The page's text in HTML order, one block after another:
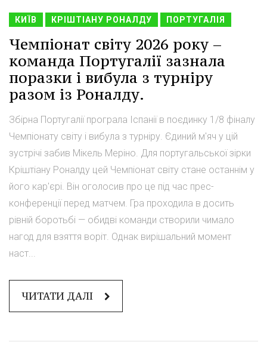
КИЇВ КРІШТІАНУ РОНАЛДУ ПОРТУГАЛІЯ
Чемпіонат світу 2026 року –
команда Португалії зазнала
поразки і вибула з турніру
разом із Роналду.
Збірна Португалії програла Іспанії в поєдинку 1/8 фіналу
Чемпіонату світу і вибула з турніру. Єдиний м'яч у цій
зустрічі забив Мікель Меріно. Для португальської зірки
Кріштіану Роналду цей Чемпіонат світу стане останнім у
його кар'єрі. Він оголосив про це під час прес-
конференції перед матчем. Гра проходила в досить
рівній боротьбі — обидві команди створили чимало
нагод для взяття воріт. Однак вирішальний момент
наст...
ЧИТАТИ ДАЛІ